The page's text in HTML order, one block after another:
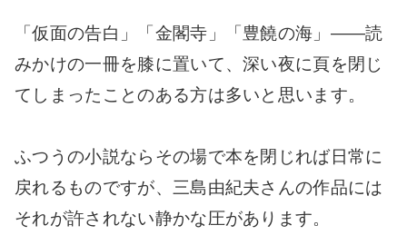
「仮面の告白」「金閣寺」「豊饒の海」――読
みかけの一冊を膝に置いて、深い夜に頁を閉じ
てしまったことのある方は多いと思います。
ふつうの小説ならその場で本を閉じれば日常に
戻れるものですが、三島由紀夫さんの作品には
それが許されない静かな圧があります。